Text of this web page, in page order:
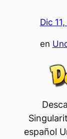
Dic
en
español